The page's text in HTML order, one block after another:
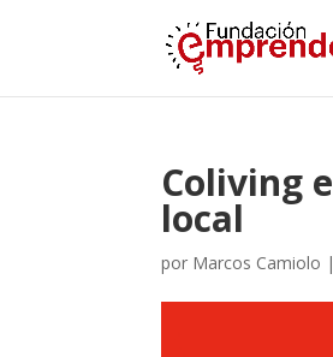
Coliving
local
por Marcos Camiolo |